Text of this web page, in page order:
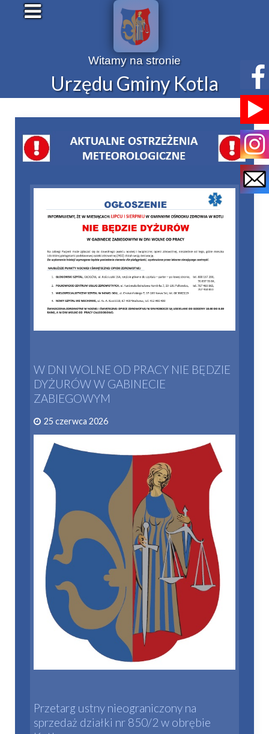
Witamy na stronie
Urzędu Gminy Kotla
W DNI WOLNE OD PRACY NIE BĘDZIE
DYŻURÓW W GABINECIE
ZABIEGOWYM
25 czerwca 2026
Przetarg ustny nieograniczony na
sprzedaż działki nr 850/2 w obrębie